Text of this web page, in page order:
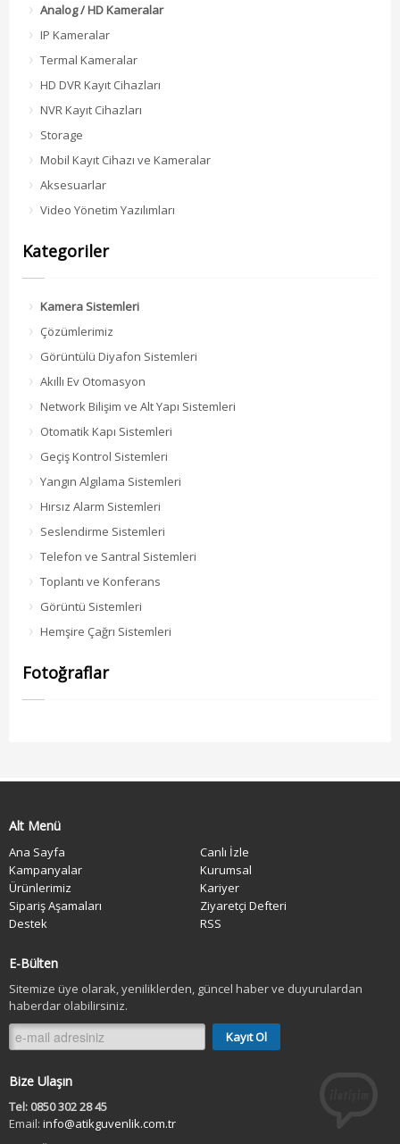
Analog / HD Kameralar
IP Kameralar
Termal Kameralar
HD DVR Kayıt Cihazları
NVR Kayıt Cihazları
Storage
Mobil Kayıt Cihazı ve Kameralar
Aksesuarlar
Video Yönetim Yazılımları
Kategoriler
Kamera Sistemleri
Çözümlerimiz
Görüntülü Diyafon Sistemleri
Akıllı Ev Otomasyon
Network Bilişim ve Alt Yapı Sistemleri
Otomatik Kapı Sistemleri
Geçiş Kontrol Sistemleri
Yangın Algılama Sistemleri
Hırsız Alarm Sistemleri
Seslendirme Sistemleri
Telefon ve Santral Sistemleri
Toplantı ve Konferans
Görüntü Sistemleri
Hemşire Çağrı Sistemleri
Fotoğraflar
Alt Menü
Ana Sayfa
Canlı İzle
Kampanyalar
Kurumsal
Ürünlerimiz
Kariyer
Sipariş Aşamaları
Ziyaretçi Defteri
Destek
RSS
E-Bülten
Sitemize üye olarak, yeniliklerden, güncel haber ve duyurulardan
haberdar olabilirsiniz.
Bize Ulaşın
Tel: 0850 302 28 45
Email: info@atikguvenlik.com.tr